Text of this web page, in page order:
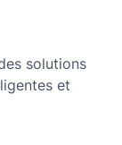
solutions
et